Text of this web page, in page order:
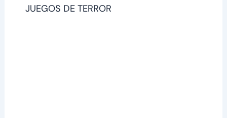
JUEGOS DE TERROR